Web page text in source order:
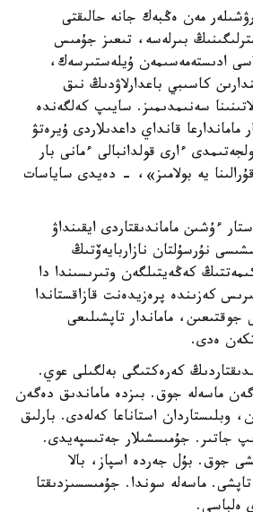
مەن ەڭبەك جانە حالىقتى
بىرلەسە، تىعىز جۇمىس
ادىستەمەسىمەن ۇيلەستىرسەك،
كاسىبي باعدارلاۋدىڭ نىق
سەنىمدىمىز. سايىپ كەلگەندە
ماماندارعا قانداي داعدىلاردى ۇيرەتۋ
ءارى قولدانبالى ءمانى بار
قۇرالىنا يە بولامىز»، - دەيدى ساياسات
ءۇشىن ماماندىقتاردى ايقىنداۋ
نۇرسۇلتان نازاربايەۆتىڭ
كەڭەيتىلگەن وتىرىسىندا دا
كەزىندە پرەزيدەنت قازاقستاندا
ماماندار تاپشىلىعى
ەدى.
كەرەكتىگى بەلگىلى عوي.
ماسەلە جوق. بىزدە ماماندىق دەگەن
وبلىستاردان استاناعا كەلەدى. بارلىق
جاتىر. جۇمىسشىلار جەتىسپەيدى.
جوق. بۇل جەردە اسپاز، بالا
تاپشى. ماسەلە سوندا. جۇمىسسىزدىقتا